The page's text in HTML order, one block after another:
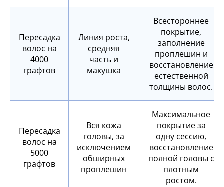
Пересадка
волос на
4000
графтов
Линия роста,
средняя
часть и
макушка
Всестороннее
покрытие,
заполнение
проплешин и
восстановление
естественной
толщины волос.
Пересадка
волос на
5000
графтов
Вся кожа
головы, за
исключением
обширных
проплешин
Максимальное
покрытие за
одну сессию,
восстановление
полной головы с
плотным
ростом.